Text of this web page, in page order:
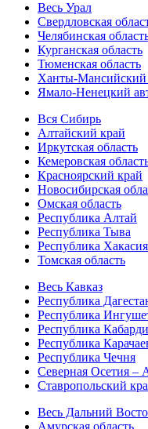
Весь Урал
Свердловская
Челябинская
Курганская область
Тюменская область
Ханты-Мансийский
Ямало-Ненецкий
Вся Сибирь
Алтайский край
Иркутская область
Кемеровская
Красноярский край
Новосибирская
Омская область
Республика Алтай
Республика Тыва
Республика Хакасия
Томская область
Весь Кавказ
Республика
Республика
Республика
Республика
Республика Чечня
Северная Осетия –
Ставропольский
Весь Дальний
Амурская область